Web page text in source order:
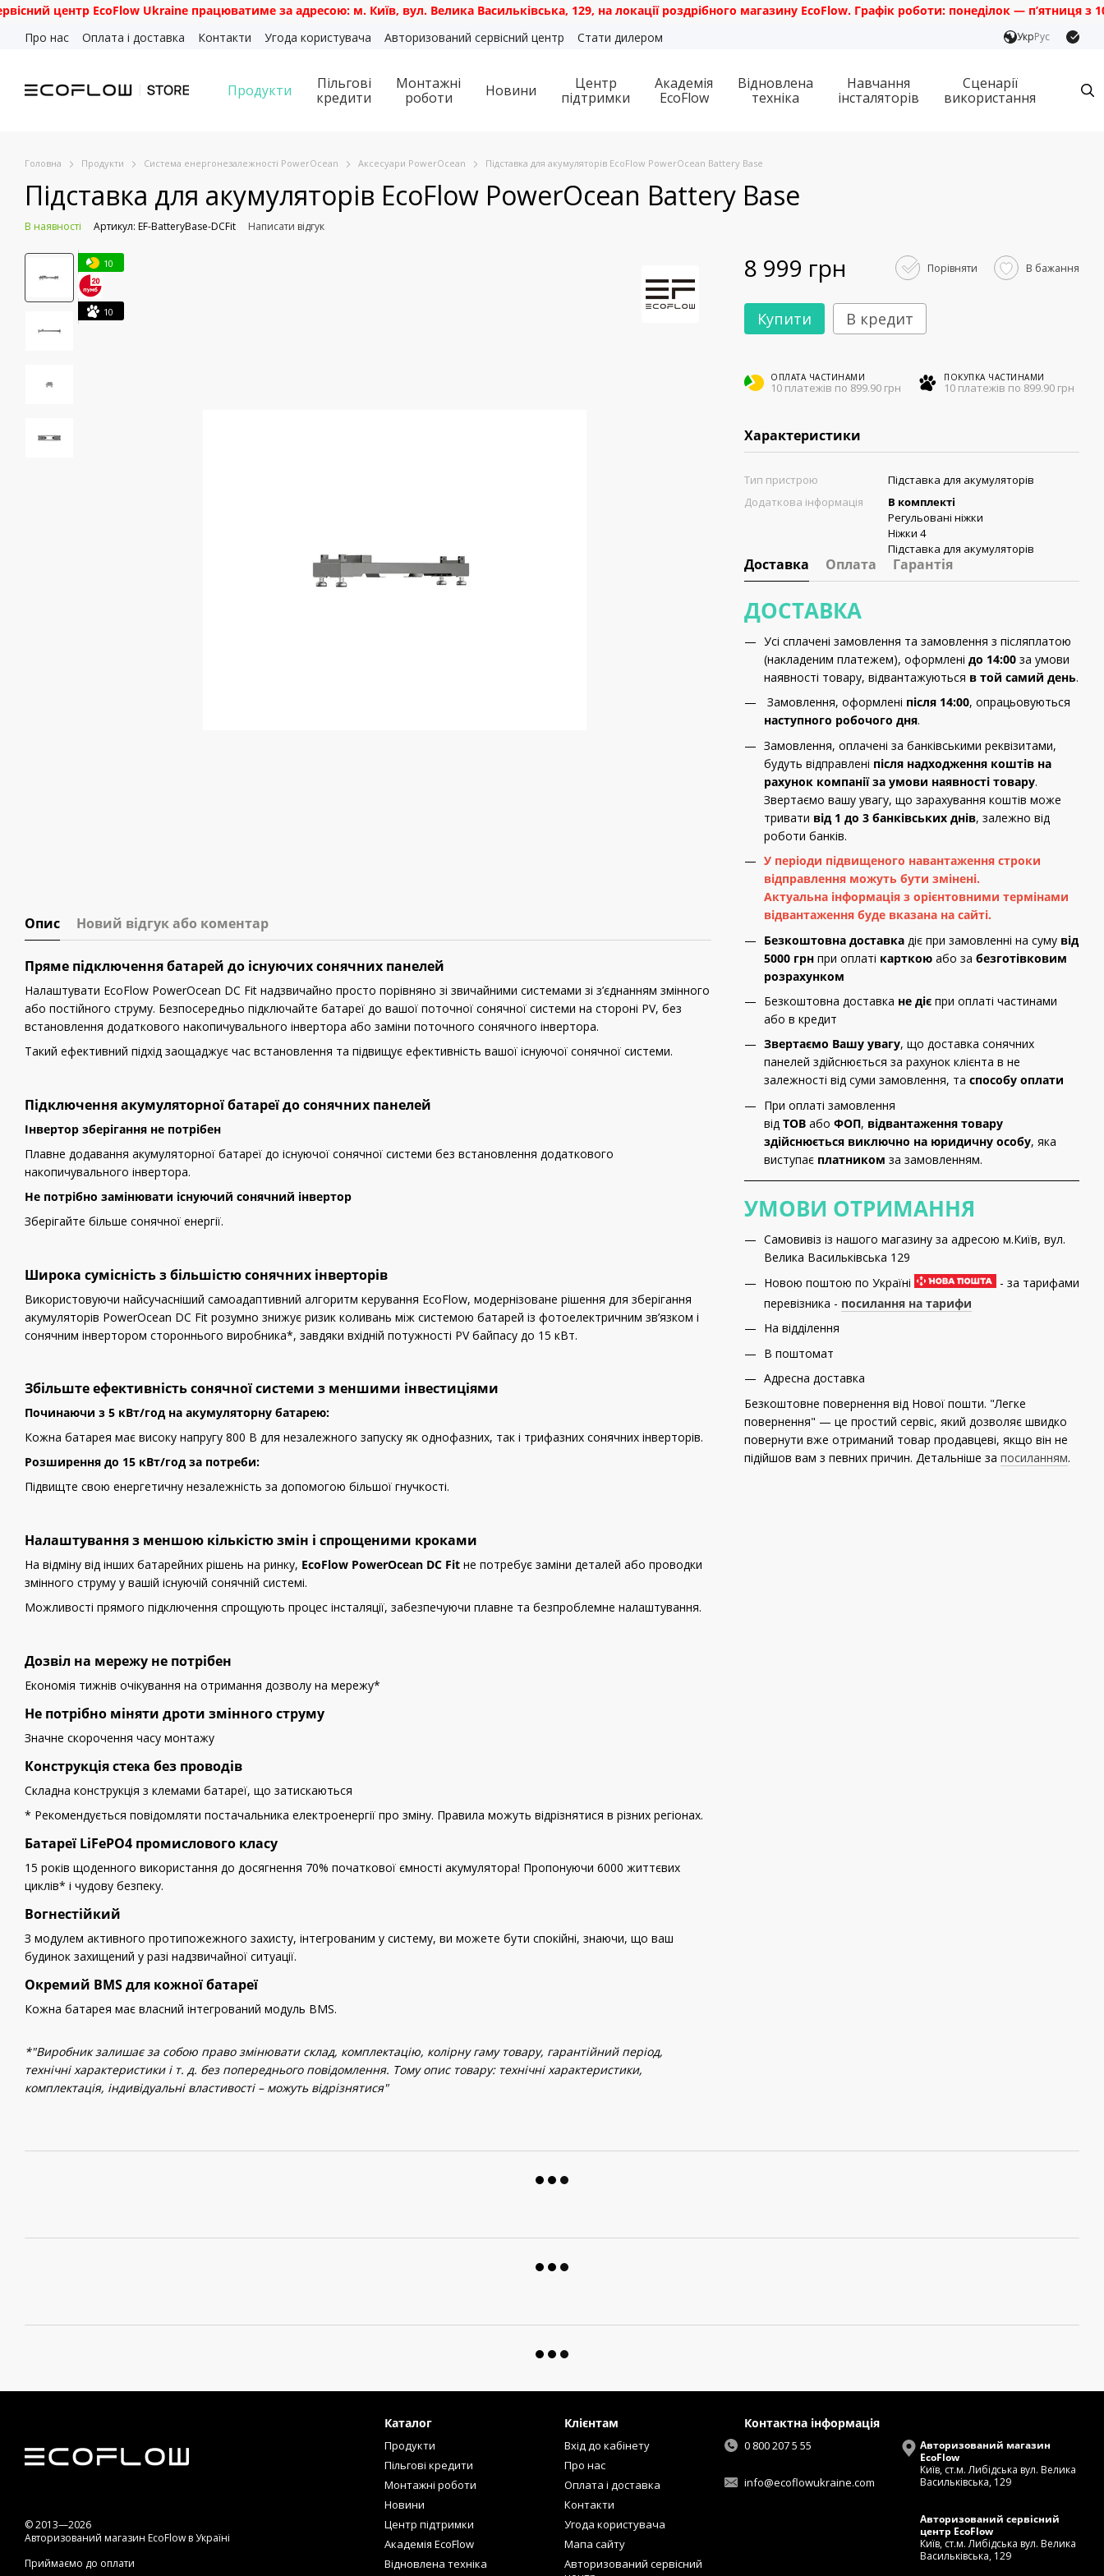
Перейти до основного контенту
EcoFlow Ukraine працюватиме за адресою: м. Київ, вул. Велика Васильківська, 129, на локації роздрібного магазину EcoFlow. Графік роботи: понеділок — п’ятниця з 10:00 до
Про нас
Оплата і доставка Контакти Угода користувача Авторизований сервісний центр Стати дилером УкрРус
Продукти
Пільгові
кредити
Монтажні
роботи
Новини
Центр
підтримки
Академія
EcoFlow
Відновлена
техніка
Навчання
інсталяторів
Сценарії
використання
Головна Продукти Система енергонезалежності PowerOcean Аксесуари PowerOcean Підставка для акумуляторів EcoFlow PowerOcean Battery Base
Підставка для акумуляторів EcoFlow PowerOcean Battery Base
В наявності Артикул: EF-BatteryBase-DCFit Написати відгук
10
10
Опис Новий відгук або коментар
Пряме підключення батарей до існуючих сонячних панелей
Налаштувати EcoFlow PowerOcean DC Fit надзвичайно просто порівняно зі звичайними системами зі з’єднанням змінного
або постійного струму. Безпосередньо підключайте батареї до вашої поточної сонячної системи на стороні PV, без
встановлення додаткового накопичувального інвертора або заміни поточного сонячного інвертора.
Такий ефективний підхід заощаджує час встановлення та підвищує ефективність вашої існуючої сонячної системи.
Підключення акумуляторної батареї до сонячних панелей
Інвертор зберігання не потрібен
Плавне додавання акумуляторної батареї до існуючої сонячної системи без встановлення додаткового
накопичувального інвертора.
Не потрібно замінювати існуючий сонячний інвертор
Зберігайте більше сонячної енергії.
Широка сумісність з більшістю сонячних інверторів
Використовуючи найсучасніший самоадаптивний алгоритм керування EcoFlow, модернізоване рішення для зберігання
акумуляторів PowerOcean DC Fit розумно знижує ризик коливань між системою батарей із фотоелектричним зв’язком і
сонячним інвертором стороннього виробника*, завдяки вхідній потужності PV байпасу до 15 кВт.
Збільште ефективність сонячної системи з меншими інвестиціями
Починаючи з 5 кВт/год на акумуляторну батарею:
Кожна батарея має високу напругу 800 В для незалежного запуску як однофазних, так і трифазних сонячних інверторів.
Розширення до 15 кВт/год за потреби:
Підвищте свою енергетичну незалежність за допомогою більшої гнучкості.
Налаштування з меншою кількістю змін і спрощеними кроками
На відміну від інших батарейних рішень на ринку, EcoFlow PowerOcean DC Fit не потребує заміни деталей або проводки
змінного струму у вашій існуючій сонячній системі.
Можливості прямого підключення спрощують процес інсталяції, забезпечуючи плавне та безпроблемне налаштування.
Дозвіл на мережу не потрібен
Економія тижнів очікування на отримання дозволу на мережу*
Не потрібно міняти дроти змінного струму
Значне скорочення часу монтажу
Конструкція стека без проводів
Складна конструкція з клемами батареї, що затискаються
* Рекомендується повідомляти постачальника електроенергії про зміну. Правила можуть відрізнятися в різних регіонах.
Батареї LiFePO4 промислового класу
15 років щоденного використання до досягнення 70% початкової ємності акумулятора! Пропонуючи 6000 життєвих
циклів* і чудову безпеку.
Вогнестійкий
З модулем активного протипожежного захисту, інтегрованим у систему, ви можете бути спокійні, знаючи, що ваш
будинок захищений у разі надзвичайної ситуації.
Окремий BMS для кожної батареї
Кожна батарея має власний інтегрований модуль BMS.
*"Виробник залишає за собою право змінювати склад, комплектацію, колірну гаму товару, гарантійний період,
технічні характеристики і т. д. без попереднього повідомлення. Тому опис товару: технічні характеристики,
комплектація, індивідуальні властивості – можуть відрізнятися"
8 999 грн Порівняти В бажання
Купити В кредит
ОПЛАТА ЧАСТИНАМИ
10 платежів по 899.90 грн
ПОКУПКА ЧАСТИНАМИ
10 платежів по 899.90 грн
Характеристики
Тип пристрою
Підставка для акумуляторів
Додаткова інформація
В комплекті
Регульовані ніжки
Ніжки 4
Підставка для акумуляторів
Доставка Оплата Гарантія
ДОСТАВКА
Усі сплачені замовлення та замовлення з післяплатою
(накладеним платежем), оформлені до 14:00 за умови
наявності товару, відвантажуються в той самий день.
Замовлення, оформлені після 14:00, опрацьовуються
наступного робочого дня.
Замовлення, оплачені за банківськими реквізитами,
будуть відправлені після надходження коштів на
рахунок компанії за умови наявності товару.
Звертаємо вашу увагу, що зарахування коштів може
тривати від 1 до 3 банківських днів, залежно від
роботи банків.
У періоди підвищеного навантаження строки
відправлення можуть бути змінені.
Актуальна інформація з орієнтовними термінами
відвантаження буде вказана на сайті.
Безкоштовна доставка діє при замовленні на суму від
5000 грн при оплаті карткою або за безготівковим
розрахунком
Безкоштовна доставка не діє при оплаті частинами
або в кредит
Звертаємо Вашу увагу, що доставка сонячних
панелей здійснюється за рахунок клієнта в не
залежності від суми замовлення, та способу оплати
При оплаті замовлення
від ТОВ або ФОП, відвантаження товару
здійснюється виключно на юридичну особу, яка
виступає платником за замовленням.
УМОВИ ОТРИМАННЯ
Самовивіз із нашого магазину за адресою м.Київ, вул.
Велика Васильківська 129
Новою поштою по Україні
- за тарифами
перевізника - посилання на тарифи
На відділення
В поштомат
Адресна доставка
Безкоштовне повернення від Нової пошти. "Легке
повернення" — це простий сервіс, який дозволяє швидко
повернути вже отриманий товар продавцеві, якщо він не
підійшов вам з певних причин. Детальніше за посиланням.
© 2013—2026
Авторизований магазин EcoFlow в Україні
Приймаємо до оплати
Каталог
Продукти
Пільгові кредити
Монтажні роботи
Новини
Центр підтримки
Академія EcoFlow
Відновлена техніка
Клієнтам
Вхід до кабінету
Про нас
Оплата і доставка
Контакти
Угода користувача
Мапа сайту
Авторизований сервісний
Контактна інформація
0 800 207 5 55
info@ecoflowukraine.com
Авторизований магазин
EcoFlow
Київ, ст.м. Либідська вул. Велика
Васильківська, 129
Авторизований сервісний
центр EcoFlow
Київ, ст.м. Либідська вул. Велика
Васильківська, 129